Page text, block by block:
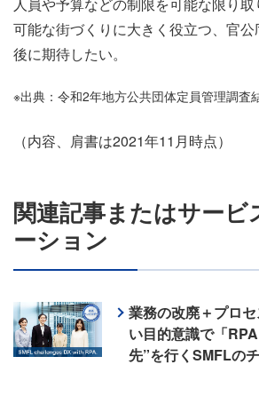
人員や予算などの制限を可能な限り
可能な街づくりに大きく役立つ、官
後に期待したい。
※出典：令和2年地方公共団体定員管理調査
（内容、肩書は2021年11月時点）
関連記事またはサービ
ーション
業務の改廃＋プロ
い目的意識で「
先”を行くSMFLの